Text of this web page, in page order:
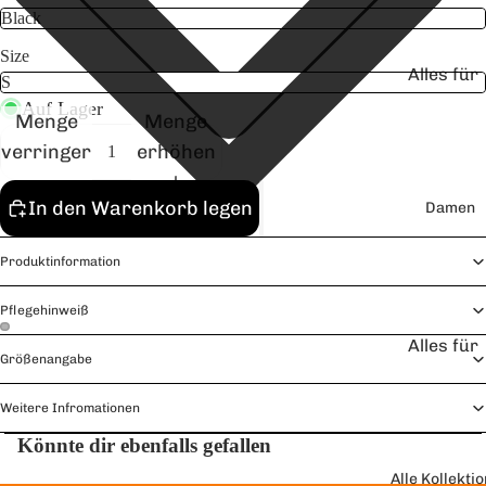
Alles für
Short
Damen
Alles für
Oversize
T-Shirts
Short
Alle
Bild
Vollbildmodus
öffnen
Bild
Vollbildmodus
öffnen
Size
Auf Lager
Menge
verringern
Menge
erhöhen
In den Warenkorb legen
Produktinformation
Pflegehinweiß
Größenangabe
Weitere Infromationen
Könnte dir ebenfalls gefallen